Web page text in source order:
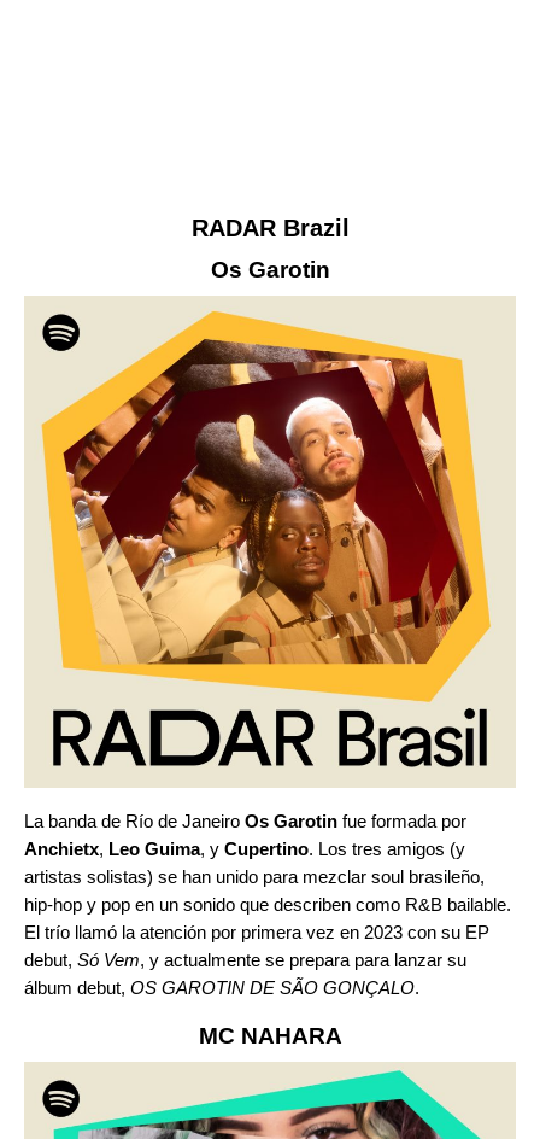
RADAR Brazil
Os Garotin
La banda de Río de Janeiro Os Garotin fue formada por
Anchietx, Leo Guima, y Cupertino. Los tres amigos (y
artistas solistas) se han unido para mezclar soul brasileño,
hip-hop y pop en un sonido que describen como R&B bailable.
El trío llamó la atención por primera vez en 2023 con su EP
debut, Só Vem, y actualmente se prepara para lanzar su
álbum debut, OS GAROTIN DE SÃO GONÇALO.
MC NAHARA